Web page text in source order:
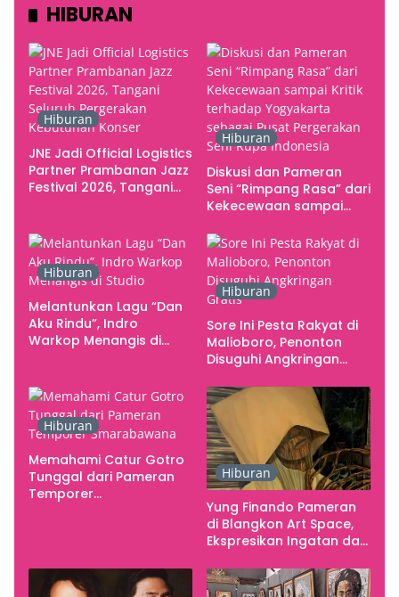
HIBURAN
Hiburan
JNE Jadi Official Logistics
Partner Prambanan Jazz
Festival 2026, Tangani
Hiburan
Diskusi dan Pameran
Seni “Rimpang Rasa” dari
Kekecewaan sampai
Yogyakarta sebagai
Pusat Pergerakan Seni
Rupa Indonesia
Hiburan
Melantunkan Lagu “Dan
Aku Rindu”, Indro
Warkop Menangis di
Hiburan
Sore Ini Pesta Rakyat di
Malioboro, Penonton
Disuguhi Angkringan
Hiburan
Memahami Catur Gotro
Tunggal dari Pameran
Temporer
Hiburan
Yung Finando Pameran
di Blangkon Art Space,
Ekspresikan Ingatan dan